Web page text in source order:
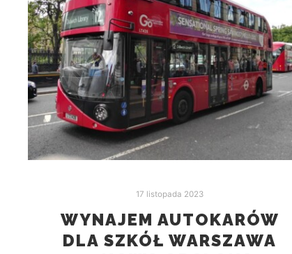
17 listopada 2023
WYNAJEM AUTOKARÓW
DLA SZKÓŁ WARSZAWA